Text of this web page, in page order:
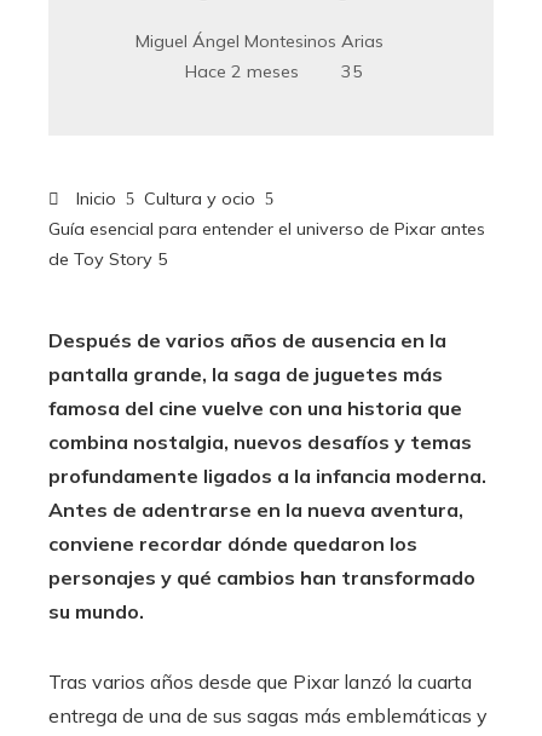
Miguel Ángel Montesinos Arias
Hace 2 meses
35
Inicio
Cultura y ocio
Guía esencial para entender el universo de Pixar antes
de Toy Story 5
Después de varios años de ausencia en la
pantalla grande, la saga de juguetes más
famosa del cine vuelve con una historia que
combina nostalgia, nuevos desafíos y temas
profundamente ligados a la infancia moderna.
Antes de adentrarse en la nueva aventura,
conviene recordar dónde quedaron los
personajes y qué cambios han transformado
su mundo.
Tras varios años desde que Pixar lanzó la cuarta
entrega de una de sus sagas más emblemáticas y